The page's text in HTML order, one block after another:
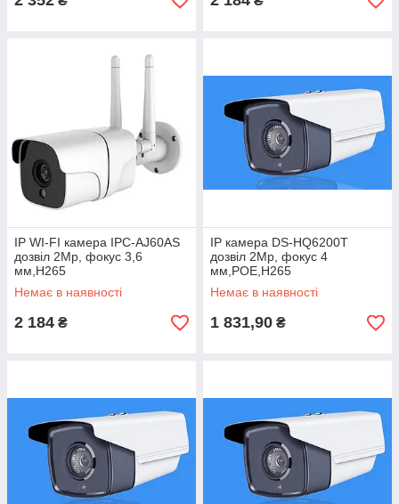
IP WI-FI камера IPC-AJ60AS
дозвіл 2Mp, фокус 3,6
мм,H265
Немає в наявності
2 184 ₴
IP камера DS-HQ6200T
дозвіл 2Mp, фокус 4
мм,POE,H265
Немає в наявності
1 831,90 ₴